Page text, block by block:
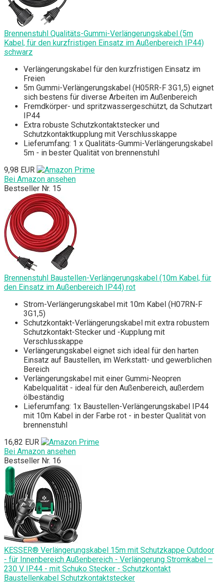
Brennenstuhl Qualitäts-Gummi-Verlängerungskabel (5m
Kabel, für den kurzfristigen Einsatz im Außenbereich IP44)
schwarz
Verlängerungskabel für den kurzfristigen Einsatz im
Freien
5m Gummi-Verlängerungskabel (H05RR-F 3G1,5) eignet
sich bestens für diverse Arbeiten im Außenbereich
Fremdkörper- und spritzwassergeschützt, da Schutzart
IP44
Extra robuste Schutzkontaktstecker und
Schutzkontaktkupplung mit Verschlusskappe
Lieferumfang: 1 x Qualitäts-Gummi-Verlängerungskabel
5m - in bester Qualität von brennenstuhl
9,98 EUR
Bei Amazon ansehen
Bestseller Nr. 15
Brennenstuhl Baustellen-Verlängerungskabel (10m Kabel, für
den Einsatz im Außenbereich IP44) rot
Strom-Verlängerungskabel mit 10m Kabel (H07RN-F
3G1,5)
Schutzkontakt-Verlängerungskabel mit extra robustem
Schutzkontakt-Stecker und -Kupplung mit
Verschlusskappe
Verlängerungskabel eignet sich ideal für den harten
Einsatz auf Baustellen, im Werkstatt- und gewerblichen
Bereich
Verlängerungskabel mit einer Gummi-Neopren
Kabelqualität - ideal für den Außenbereich, außerdem
ölbeständig
Lieferumfang: 1x Baustellen-Verlängerungskabel IP44
mit 10m Kabel in der Farbe rot - in bester Qualität von
brennenstuhl
16,82 EUR
Bei Amazon ansehen
Bestseller Nr. 16
KESSER® Verlängerungskabel 15m mit Schutzkappe Outdoor
- für Innenbereich Außenbereich - Verlängerung Stromkabel –
230 V IP44 - mit Schuko Stecker - Schutzkontakt
Baustellenkabel Schutzkontaktstecker